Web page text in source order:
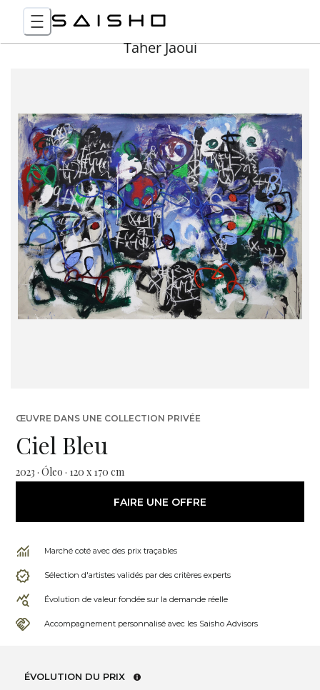
Taher Jaoui
ŒUVRE DANS UNE COLLECTION PRIVÉE
Ciel Bleu
2023 · Óleo · 120 x 170 cm
FAIRE UNE OFFRE
Marché coté avec des prix traçables
Sélection d'artistes validés par des critères experts
Évolution de valeur fondée sur la demande réelle
Accompagnement personnalisé avec les Saisho Advisors
ÉVOLUTION DU PRIX